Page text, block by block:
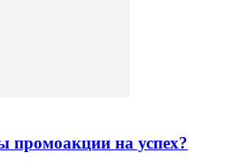
промоакции на успех?